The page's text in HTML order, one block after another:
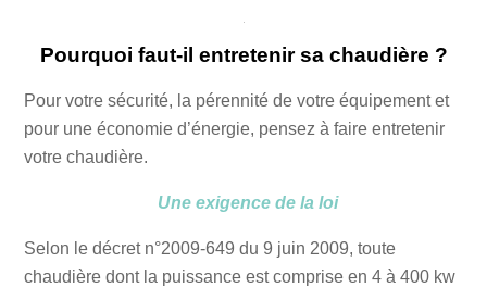
Pourquoi faut-il entretenir sa chaudière ?
Pour votre sécurité, la pérennité de votre équipement et
pour une économie d’énergie, pensez à faire entretenir
votre chaudière.
Une exigence de la loi
Selon le décret n°2009-649 du 9 juin 2009, toute
chaudière dont la puissance est comprise en 4 à 400 kw